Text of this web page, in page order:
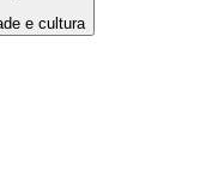
e cultura